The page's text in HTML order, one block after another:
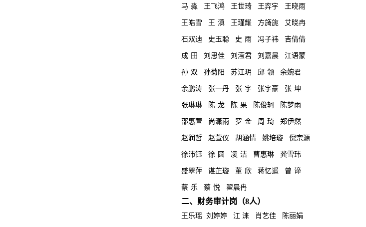
马 淼 王飞鸿 王世琦 王弈宇 王晓雨
王皓雪 王 滇 王瑾耀 方旖旎 艾晓冉
石双迪 史玉聪 史 雨 冯子祎 吉倩倩
成 田 刘思佳 刘滢君 刘嘉晨 江语蒙
孙 双 孙菊阳 苏江玥 邱 领 余婉君
余鹏涛 张一丹 张 宇 张宇豪 张 坤
张琳琳 陈 龙 陈 果 陈俊轲 陈梦雨
邵惠萱 尚潇雨 罗 金 周 琦 郑伊然
赵润哲 赵萱仪 胡涵情 姚培璇 倪宗源
徐沛钰 徐 圆 凌 洁 曹惠琳 龚雪玮
盛翠萍 谌芷璇 董 欣 蒋忆遥 曾 谛
蔡 乐 蔡 悦 翟晨冉
二、 财务审计岗（8人）
王乐瑶 刘婷婷 江 涞 肖艺佳 陈丽娟